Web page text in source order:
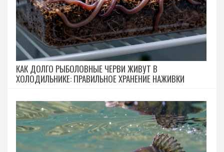
КАК ДОЛГО РЫБОЛОВНЫЕ ЧЕРВИ ЖИВУТ В
ХОЛОДИЛЬНИКЕ: ПРАВИЛЬНОЕ ХРАНЕНИЕ НАЖИВКИ